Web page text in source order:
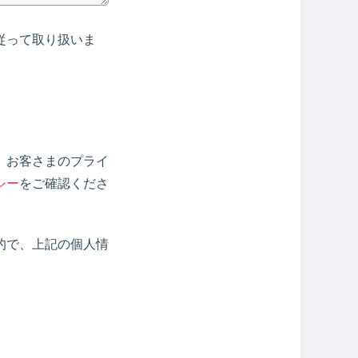
て取り扱いま
客さまのプライ
ーをご確認くださ
で、上記の個人情